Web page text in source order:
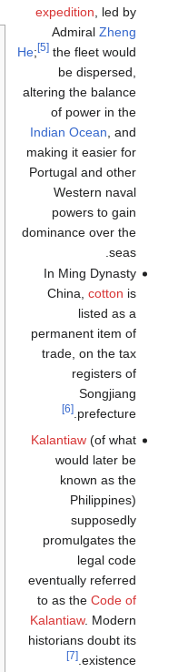
expedition , led by
Admiral Zheng
He; [5]the fleet would
be dispersed,
altering the balance
of power in the
Indian Ocean , and
making it easier for
Portugal and other
Western naval
powers to gain
dominance over the
seas.
In Ming Dynasty
China, cotton is
listed as a
permanent item of
trade, on the tax
registers of
Songjiang
prefecture.
[6]
Kalantiaw(of what
would later be
known as the
Philippines)
supposedly
promulgates the
legal code
eventually referred
to as the Code of
Kalantiaw. Modern
historians doubt its
existence.
[7]